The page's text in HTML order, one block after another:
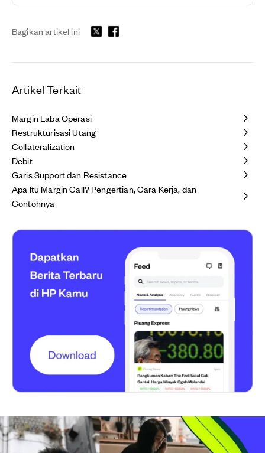
Bagikan artikel ini
Artikel Terkait
Margin Laba Operasi
Restrukturisasi Utang
Collateralization
Debit
Garis Support dan Resistance
Apa Itu Margin Call? Pengertian, Cara Kerja, dan
Contohnya